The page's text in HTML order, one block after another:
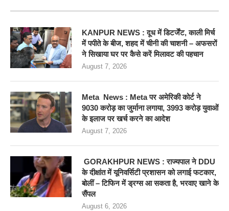
KANPUR NEWS : दूध में डिटर्जेंट, काली मिर्च
में पपीते के बीज, शहद में चीनी की चाशनी – अफसरों
ने सिखाया घर पर कैसे करें मिलावट की पहचान
August 7, 2026
Meta News : Meta पर अमेरिकी कोर्ट ने
9030 करोड़ का जुर्माना लगाया, 3993 करोड़ युवाओं
के इलाज पर खर्च करने का आदेश
August 7, 2026
GORAKHPUR NEWS : राज्यपाल ने DDU
के दीक्षांत में यूनिवर्सिटी प्रशासन को लगाई फटकार,
बोलीं – टिफिन में ड्रग्स आ सकता है, भरवाए खाने के
सैंपल
August 6, 2026